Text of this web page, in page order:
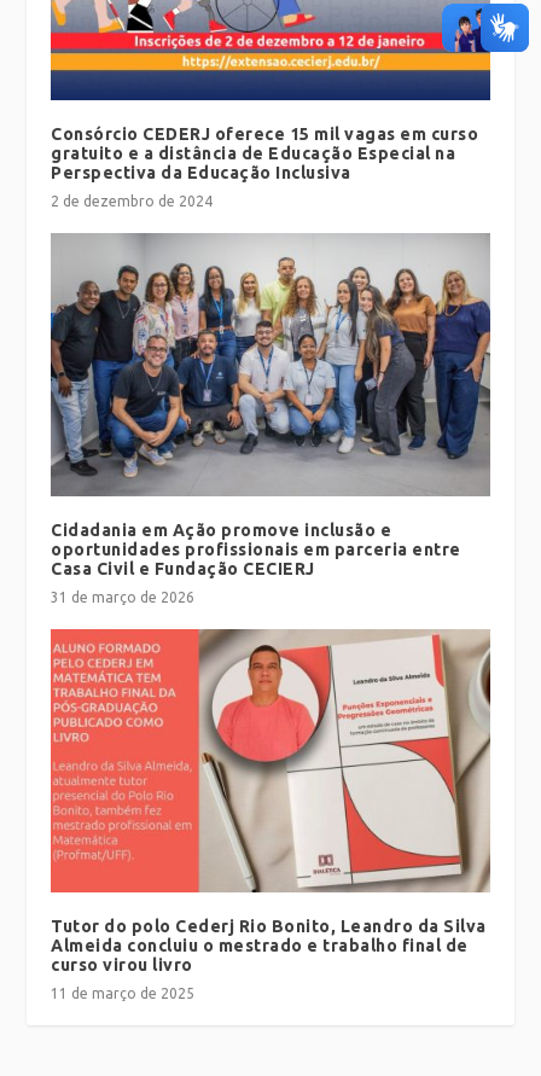
Consórcio CEDERJ oferece 15 mil vagas em curso
gratuito e a distância de Educação Especial na
Perspectiva da Educação Inclusiva
2 de dezembro de 2024
Cidadania em Ação promove inclusão e
oportunidades profissionais em parceria entre
Casa Civil e Fundação CECIERJ
31 de março de 2026
Tutor do polo Cederj Rio Bonito, Leandro da Silva
Almeida concluiu o mestrado e trabalho final de
curso virou livro
11 de março de 2025